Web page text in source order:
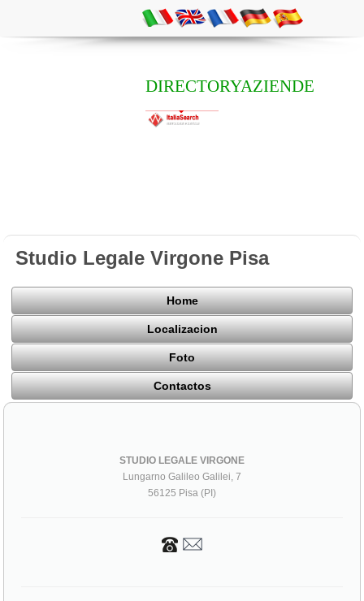
DIRECTORYAZIENDE
Studio Legale Virgone Pisa
Home
Localizacion
Foto
Contactos
STUDIO LEGALE VIRGONE
Lungarno Galileo Galilei, 7
56125 Pisa (PI)